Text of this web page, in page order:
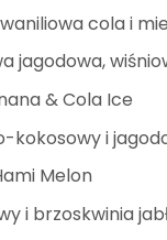
cola i
jagodowa,
& Cola Ice
kokosowy i
Melon
i brzoskwinia